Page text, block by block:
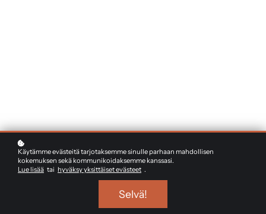
Käytämme evästeitä tarjotaksemme sinulle parhaan mahdollisen
kokemuksen sekä kommunikoidaksemme kanssasi.
Lue lisää tai hyväksy yksittäiset evästeet .
Selvä!